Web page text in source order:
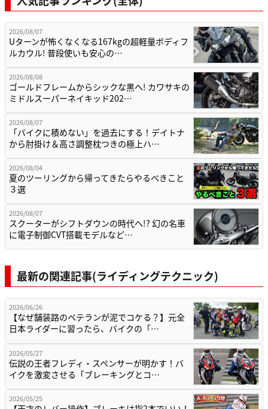
2026/08/07
Uターンが怖くなくなる167kgの超軽量ボディフ
ルカウル! 普段使いも安心の…
2026/08/08
ゴールドフレームからシックな黒へ! カワサキの
ミドルスーパーネイキッド202…
2026/08/07
「バイクに積めない」を過去にする！デイトナ
から肘掛け＆高さ調整枕つきの極上ハ…
2026/08/04
夏のツーリングから帰ってきたらやるべきこと
３選
2026/08/07
スクーターがシフトダウンの時代へ!? 幻の名車
に電子制御CVT搭載モデルなど…
最新の関連記事(ライディングテクニック)
2026/06/26
【なぜ舗装路のベテランが泥でコケる？】元全
日本ライダーに習ったら、バイクの「…
2026/05/27
伝説の王者フレディ・スペンサーが明かす！バ
イクを激変させる「ブレーキングとコ…
2026/05/25